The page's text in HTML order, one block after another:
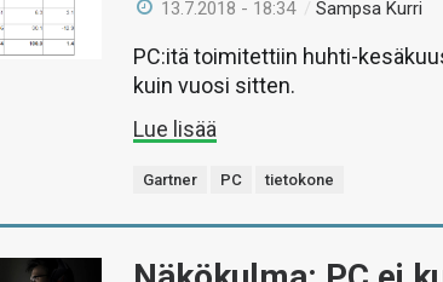
13.7.2018 - 18:34 /Sampsa Kurri
PC:itä toimitettiin huhti-
kuin vuosi sitten.
Lue lisää
Gartner PC tietokone